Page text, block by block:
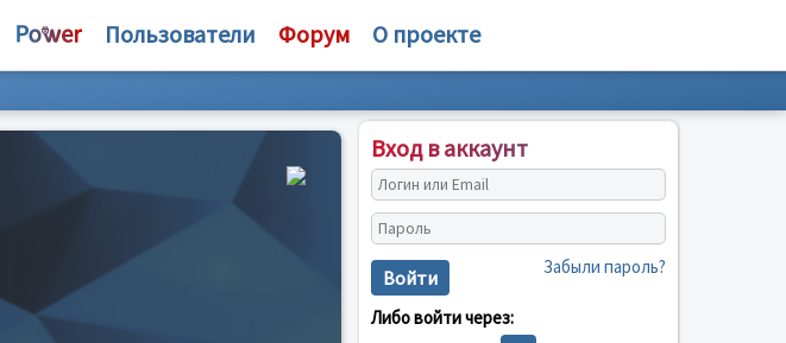
Пользователи Форум О проекте
Вход в аккаунт
Войти Забыли пароль?
Либо войти через: